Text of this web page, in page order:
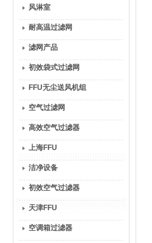
风淋室
耐高温过滤网
滤网产品
初效袋式过滤网
FFU无尘送风机组
空气过滤网
高效空气过滤器
上海FFU
洁净设备
初效空气过滤器
天津FFU
空调箱过滤器